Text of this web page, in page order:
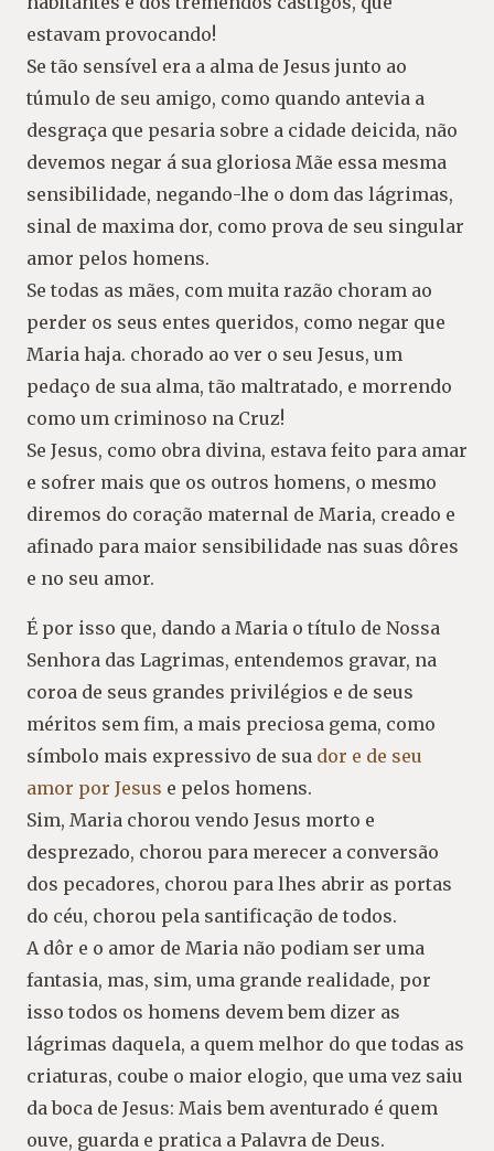
estavam provocando!
Se tão sensível era a alma de Jesus junto ao
túmulo de seu amigo, como quando antevia a
desgraça que pesaria sobre a cidade deicida, não
devemos negar á sua gloriosa Mãe essa mesma
sensibilidade, negando-lhe o dom das lágrimas,
sinal de maxima dor, como prova de seu singular
amor pelos homens.
Se todas as mães, com muita razão choram ao
perder os seus entes queridos, como negar que
Maria haja. chorado ao ver o seu Jesus, um
pedaço de sua alma, tão maltratado, e morrendo
como um criminoso na Cruz!
Se Jesus, como obra divina, estava feito para amar
e sofrer mais que os outros homens, o mesmo
diremos do coração maternal de Maria, creado e
afinado para maior sensibilidade nas suas dôres
e no seu amor.
É por isso que, dando a Maria o título de Nossa
Senhora das Lagrimas, entendemos gravar, na
coroa de seus grandes privilégios e de seus
méritos sem fim, a mais preciosa gema, como
símbolo mais expressivo de sua dor e de seu
amor por Jesus e pelos homens.
Sim, Maria chorou vendo Jesus morto e
desprezado, chorou para merecer a conversão
dos pecadores, chorou para lhes abrir as portas
do céu, chorou pela santificação de todos.
A dôr e o amor de Maria não podiam ser uma
fantasia, mas, sim, uma grande realidade, por
isso todos os homens devem bem dizer as
lágrimas daquela, a quem melhor do que todas as
criaturas, coube o maior elogio, que uma vez saiu
da boca de Jesus: Mais bem aventurado é quem
ouve, guarda e pratica a Palavra de Deus.